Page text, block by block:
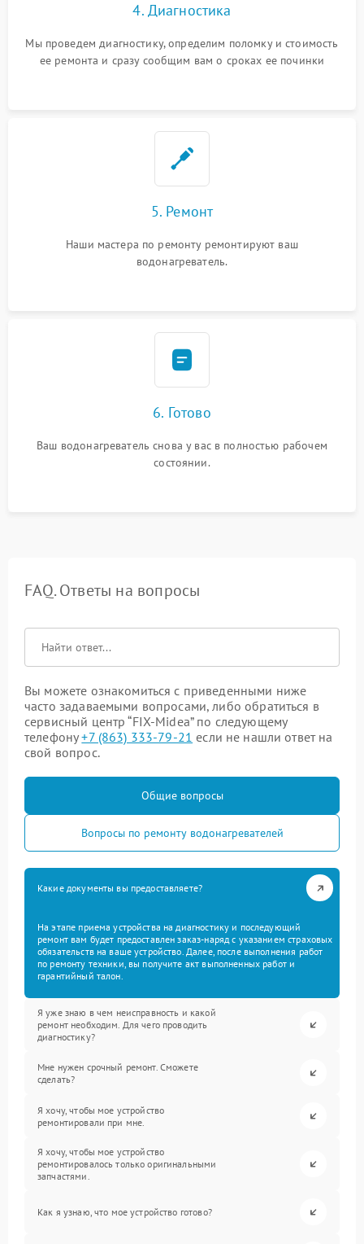
4. Диагностика
Мы проведем диагностику, определим поломку и стоимость
ее ремонта и сразу сообщим вам о сроках ее починки
5. Ремонт
Наши мастера по ремонту ремонтируют ваш
водонагреватель.
6. Готово
Ваш водонагреватель снова у вас в полностью рабочем
состоянии.
FAQ. Ответы на вопросы
Вы можете ознакомиться с приведенными ниже
часто задаваемыми вопросами, либо обратиться в
сервисный центр “FIX-Midea” по следующему
телефону+7 (863) 333-79-21 если не нашли ответ на
свой вопрос.
Общие вопросы
Вопросы по ремонту водонагревателей
Какие документы вы предоставляете?
На этапе приема устройства на диагностику и последующий
ремонт вам будет предоставлен заказ-наряд с указанием страховых
обязательств на ваше устройство. Далее, после выполнения работ
по ремонту техники, вы получите акт выполненных работ и
гарантийный талон.
Я уже знаю в чем неисправность и какой
ремонт необходим. Для чего проводить
диагностику?
Мне нужен срочный ремонт. Сможете
сделать?
Я хочу, чтобы мое устройство
ремонтировали при мне.
Я хочу, чтобы мое устройство
ремонтировалось только оригинальными
запчастями.
Как я узнаю, что мое устройство готово?